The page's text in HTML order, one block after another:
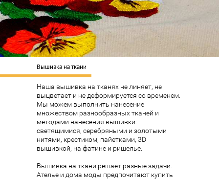
Вышивка на ткани
Наша вышивка на тканях не линяет, не
выцветает и не деформируется со временем.
Мы можем выполнить нанесение
множеством разнообразных тканей и
методами нанесения вышивки:
светящимися, серебряными и золотыми
нитями, крестиком, пайетками, 3D
вышивкой, на фатине и ришелье.
Вышивка на ткани решает разные задачи.
Ателье и дома моды предпочитают купить